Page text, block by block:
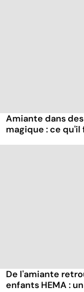
Amiante dans
magique : ce qu'il
De l'amiante
enfants HEMA :